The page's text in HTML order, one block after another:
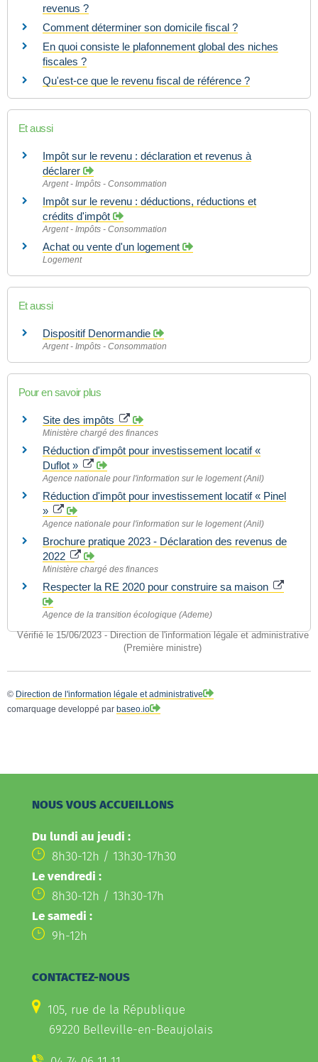
Vérifié le 15/06/2023 - Direction de l'information légale et administrative
(Première ministre)
revenus ?
Comment déterminer son domicile fiscal ?
En quoi consiste le plafonnement global des niches
fiscales ?
Qu'est-ce que le revenu fiscal de référence ?
Et aussi
Impôt sur le revenu : déclaration et revenus à
déclarer
Argent - Impôts - Consommation
Impôt sur le revenu : déductions, réductions et
crédits d'impôt
Argent - Impôts - Consommation
Achat ou vente d'un logement
Logement
Et aussi
Dispositif Denormandie
Argent - Impôts - Consommation
Pour en savoir plus
Site des impôts
Ministère chargé des finances
Réduction d'impôt pour investissement locatif «
Duflot »
Agence nationale pour l'information sur le logement (Anil)
Réduction d'impôt pour investissement locatif « Pinel
»
Agence nationale pour l'information sur le logement (Anil)
Brochure pratique 2023 - Déclaration des revenus de
2022
Ministère chargé des finances
Respecter la RE 2020 pour construire sa maison
Agence de la transition écologique (Ademe)
© Direction de l'information légale et administrative
comarquage developpé par baseo.io
NOUS VOUS ACCUEILLONS
Du lundi au jeudi :
8h30-12h / 13h30-17h30
Le vendredi :
8h30-12h / 13h30-17h
Le samedi :
9h-12h
CONTACTEZ-NOUS
105, rue de la République
69220 Belleville-en-Beaujolais